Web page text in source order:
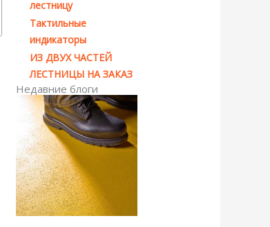
лестницу
Тактильные
индикаторы
ИЗ ДВУХ ЧАСТЕЙ
ЛЕСТНИЦЫ НА ЗАКАЗ
Недавние блоги